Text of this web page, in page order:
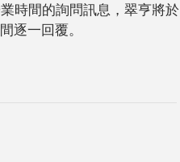
時間的詢問訊息，翠亨將於
逐一回覆。